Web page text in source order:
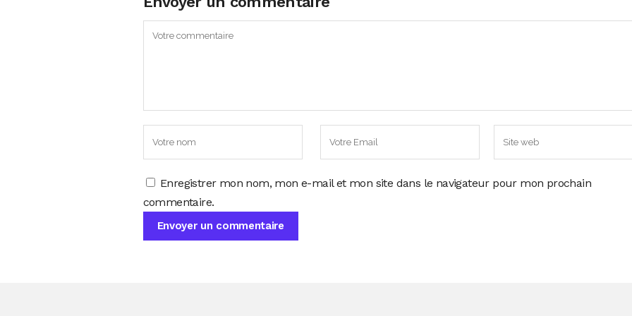
Enregistrer mon nom, mon e-mail et mon site dans le navigateur pour mon prochain
commentaire.